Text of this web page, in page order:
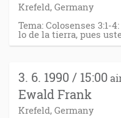
Krefeld, Germany
Tema: Colosenses 3:1-
lo de la tierra, pues
3. 6. 1990 / 15:00
Ewald Frank
Krefeld, Germany